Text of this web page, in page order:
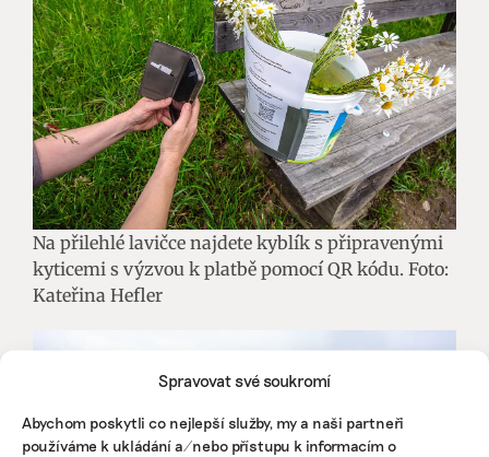
Spravovat své soukromí
Abychom poskytli co nejlepší služby, my a naši partneři
používáme k ukládání a/nebo přístupu k informacím o
Na přilehlé lavičce najdete kyblík s připravenými
kyticemi s výzvou k platbě pomocí QR kódu. Foto:
Kateřina Hefler